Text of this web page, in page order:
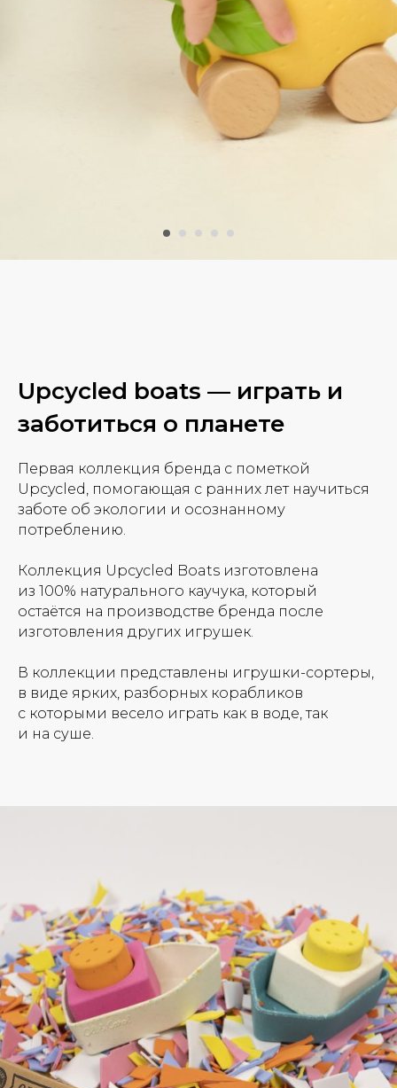
Upcycled boats — играть и
заботиться о планете
Первая коллекция бренда с пометкой
Upcycled, помогающая с ранних лет научиться
заботе об экологии и осознанному
потреблению.
Коллекция Upcycled Boats изготовлена
из 100% натурального каучука, который
остаётся на производстве бренда после
изготовления других игрушек.
В коллекции представлены игрушки-сортеры,
в виде ярких, разборных корабликов
с которыми весело играть как в воде, так
и на суше.